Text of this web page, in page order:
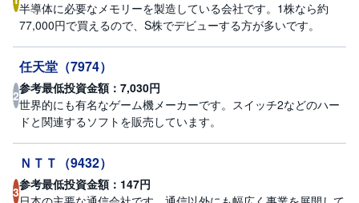
P
R
O
)
i
D
e
C
o
半導体に必要なメモリーを製造している会社です。1株なら約
77,000円で買えるので、S株でデビューする方が多いです。
2
任天堂 （7974）
参考最低投資金額： 7,030円
世界的にも有名なゲーム機メーカーです。スイッチ2などのハー
ドと関連するソフトを販売しています。
3
ＮＴＴ （9432）
参考最低投資金額： 147円